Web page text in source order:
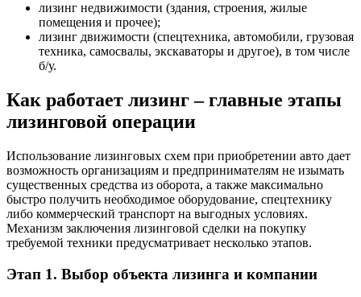
лизинг недвижимости (здания, строения, жилые
помещения и прочее);
лизинг движимости (спецтехника, автомобили, грузовая
техника, самосвалы, экскаваторы и другое), в том числе
б/у.
Как работает лизинг – главные этапы
лизинговой операции
Использование лизинговых схем при приобретении авто дает
возможность организациям и предпринимателям не изымать
существенных средства из оборота, а также максимально
быстро получить необходимое оборудование, спецтехнику
либо коммерческий транспорт на выгодных условиях.
Механизм заключения лизинговой сделки на покупку
требуемой техники предусматривает несколько этапов.
Этап 1. Выбор объекта лизинга и компании